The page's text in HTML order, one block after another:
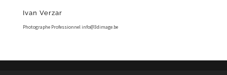
Ivan Verzar
Photographe Professionnel info@3dimage.be